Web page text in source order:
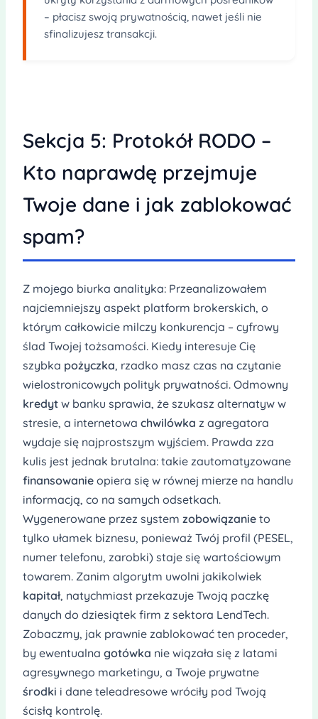
– płacisz swoją prywatnością, nawet jeśli nie
sfinalizujesz transakcji.
Sekcja 5: Protokół RODO –
Kto naprawdę przejmuje
Twoje dane i jak zablokować
spam?
Z mojego biurka analityka: Przeanalizowałem
najciemniejszy aspekt platform brokerskich, o
którym całkowicie milczy konkurencja – cyfrowy
ślad Twojej tożsamości. Kiedy interesuje Cię
szybka pożyczka, rzadko masz czas na czytanie
wielostronicowych polityk prywatności. Odmowny
kredytw banku sprawia, że szukasz alternatyw w
stresie, a internetowa chwilówka z agregatora
wydaje się najprostszym wyjściem. Prawda zza
kulis jest jednak brutalna: takie zautomatyzowane
finansowanieopiera się w równej mierze na handlu
informacją, co na samych odsetkach.
Wygenerowane przez system zobowiązanieto
tylko ułamek biznesu, ponieważ Twój profil (PESEL,
numer telefonu, zarobki) staje się wartościowym
towarem. Zanim algorytm uwolni jakikolwiek
kapitał, natychmiast przekazuje Twoją paczkę
danych do dziesiątek firm z sektora LendTech.
Zobaczmy, jak prawnie zablokować ten proceder,
by ewentualna gotówka nie wiązała się z latami
agresywnego marketingu, a Twoje prywatne
środki i dane teleadresowe wróciły pod Twoją
ścisłą kontrolę.